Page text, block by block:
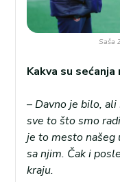
Saša
Kakva su
–Davno je bilo, ali
sve to što smo
je to mesto našeg
sa njim. Čak i
kraju.